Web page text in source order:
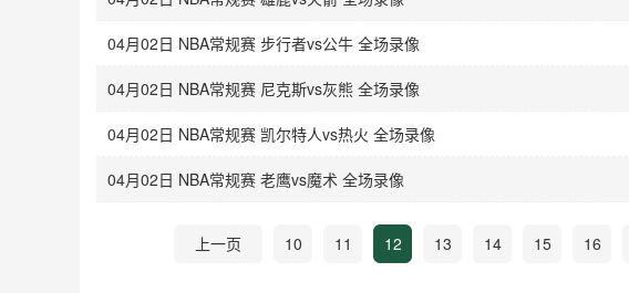
04月02日 NBA常规赛 步行者vs公牛 全场录像
04月02日 NBA常规赛 尼克斯vs灰熊 全场录像
04月02日 NBA常规赛 凯尔特人vs热火 全场录像
04月02日 NBA常规赛 老鹰vs魔术 全场录像
上一页 10 11 12 13 14 15 16